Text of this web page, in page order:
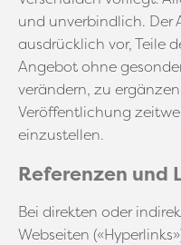
und unverbindlich. Der
ausdrücklich vor, Teile
Angebot ohne
verändern, zu
Veröffentlichung
einzustellen.
Referenzen und
Bei direkten oder
Webseiten